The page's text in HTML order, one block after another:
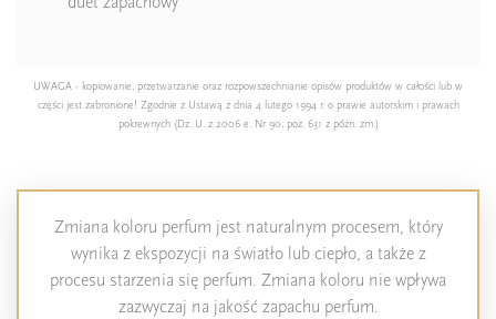
UWAGA - kopiowanie, przetwarzanie oraz rozpowszechnianie opisów produktów w całości lub w
części jest zabronione! Zgodnie z Ustawą z dnia 4 lutego 1994 r. o prawie autorskim i prawach
pokrewnych (Dz. U. z 2006 e. Nr 90, poz. 631 z późn. zm.)
Zmiana koloru perfum jest naturalnym procesem, który
wynika z ekspozycji na światło lub ciepło, a także z
procesu starzenia się perfum. Zmiana koloru nie wpływa
zazwyczaj na jakość zapachu perfum.